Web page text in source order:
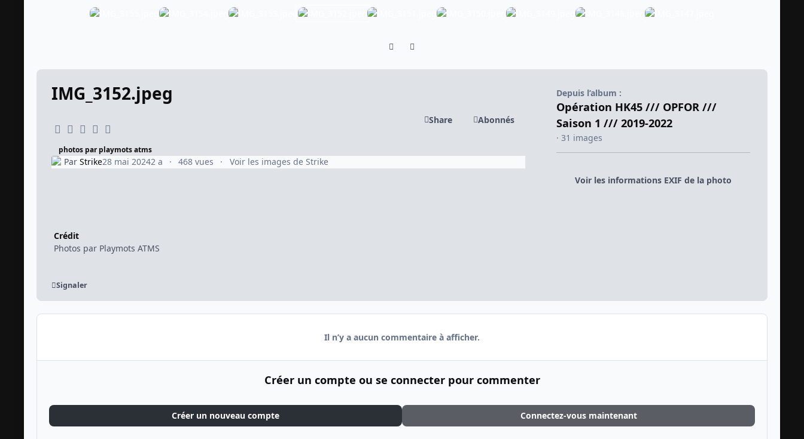
Previous carousel slide
Next carousel slide
IMG_3152.jpeg
photos par playmots atms
Share Abonnés
Par Strike28 mai 20242 a 468 vues Voir les images de Strike
Crédit
Photos par Playmots ATMS
Signaler
Depuis l’album :
Opération HK45 /// OPFOR ///
Saison 1 /// 2019-2022
· 31 images
Voir les informations EXIF de la photo
Il n’y a aucun commentaire à afficher.
Créer un compte ou se connecter pour commenter
Créer un nouveau compte Connectez-vous maintenant